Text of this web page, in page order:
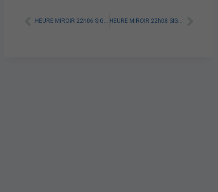
HEURE MIROIR 22h06 SIGNIFICATION SPIRITUELLE [A LIRE] HEURE MIROIR 22h08 SIGNIFICATION SPIRITUELLE [A LIRE]